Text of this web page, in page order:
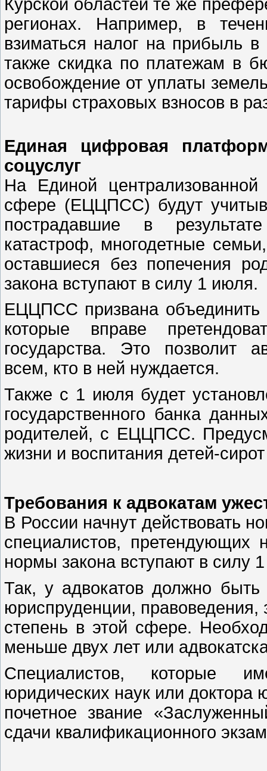
Курской областей те же
регионах. Например, в
взиматься налог на прибыль
также скидка по платежам в
освобождение от уплаты
тарифы страховых взносов в
Единая цифровая
соцуслуг
На Единой
сфере (ЕЦЦПСС) будут
пострадавшие в
катастроф, многодетные
оставшиеся без попечения
закона вступают в силу 1 июля.
ЕЦЦПСС призвана объединить
которые вправе
государства. Это позволит
всем, кто в ней нуждается.
Также с 1 июля будет
государственного банка
родителей, с ЕЦЦПСС.
жизни и воспитания детей-
Требования к адвокатам
В России начнут действовать
специалистов, претендующих
нормы закона вступают в силу
Так, у адвокатов должно быть
юриспруденции, правоведения,
степень в этой сфере.
меньше двух лет или
Специалистов, которые
юридических наук или доктора
почетное звание
сдачи квалификационного